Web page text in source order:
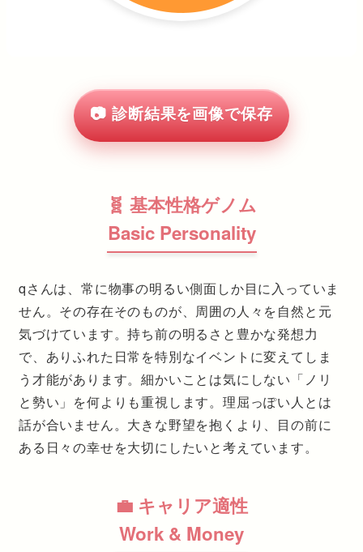
📷 診断結果を画像で保存
🧬 基本性格ゲノム
Basic Personality
qさんは、常に物事の明るい側面しか目に入っていま
せん。その存在そのものが、周囲の人々を自然と元
気づけています。持ち前の明るさと豊かな発想力
で、ありふれた日常を特別なイベントに変えてしま
う才能があります。細かいことは気にしない「ノリ
と勢い」を何よりも重視します。理屈っぽい人とは
話が合いません。大きな野望を抱くより、目の前に
ある日々の幸せを大切にしたいと考えています。
💼 キャリア適性
Work & Money